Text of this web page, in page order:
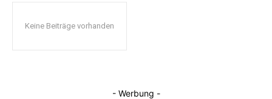
Keine Beiträge vorhanden
- Werbung -